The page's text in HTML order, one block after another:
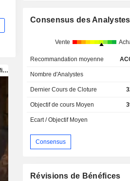
Consensus des Analystes
Vente
Recommandation moyenne
Nombre d'Analystes
Dernier Cours de Cloture
Objectif de cours Moyen
Ecart / Objectif Moyen
Consensus
Révisions de Bénéfices